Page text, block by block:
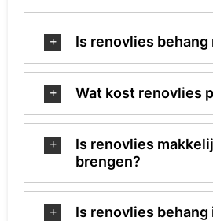
Is renovlies behang
Wat kost renovlies
Is renovlies
brengen?
Is renovlies behang